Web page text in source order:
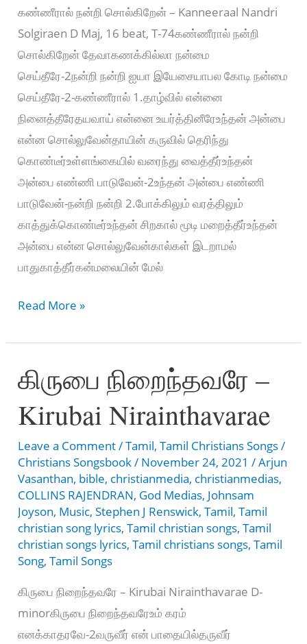
கண்ணீரால் நன்றி சொல்கிறேன் – Kanneeraal Nandri
Solgiraen D Maj, 16 beat, T-74கண்ணீரால் நன்றி
சொல்கிறேன் தேவாகணக்கில்லா நன்மை
செய்தீரே-2நன்றி நன்றி ஐயா இயேசையாபல கோடி நன்மை
செய்தீரே-2-கண்ணீரால் 1.தாழ்வில் என்னை
நினைத்தீரேதயவாய் என்னை உயர்த்தினீரேஉந்தன் அன்பை
என்ன சொல்லுவேன்தாயின் கருவில் தெரிந்து
கொண்டீர்உள்ளங்கையில் வரைந்து வைத்தீர்உந்தன்
அன்பை எண்ணி பாடுவேன்-2உந்தன் அன்பை எண்ணி
பாடுவேன்-நன்றி நன்றி 2.போக்கிலும் வரத்திலும்
காத்துக்கொண்டீர்உந்தன் சிறகால் மூடி மறைத்தீர்உந்தன்
அன்பை என்ன சொல்லுவேன்கால்கள் இடறாமல்
பாதுகாத்தீர்கன்மலையின் மேல்
கண்ணீரால்
சொல்கிறேன்
Kanneeraal
Nandri
Read More »
கிருபை நிறைந்தவரே –
Kirubai Nirainthavarae
Leave a Comment/Tamil,Tamil Christians Songs/
Christians Songsbook/ November 24, 2021/Arjun
Vasanthan, bible, christianmedia, christianmedias,
COLLINS RAJENDRAN, God Medias, Johnsam
Joyson, Music,Stephen J Renswick,Tamil,Tamil
christian song lyrics,Tamil christian songs,Tamil
christian songs lyrics,Tamil christians songs,Tamil
Song,Tamil Songs
கிருபை நிறைந்தவரே – Kirubai Nirainthavarae D-
minorகிருபை நிறைந்தவரேஉம் கரம்
எனக்காதரவே-2வருவீர் என் பாதையில்தருவீர்